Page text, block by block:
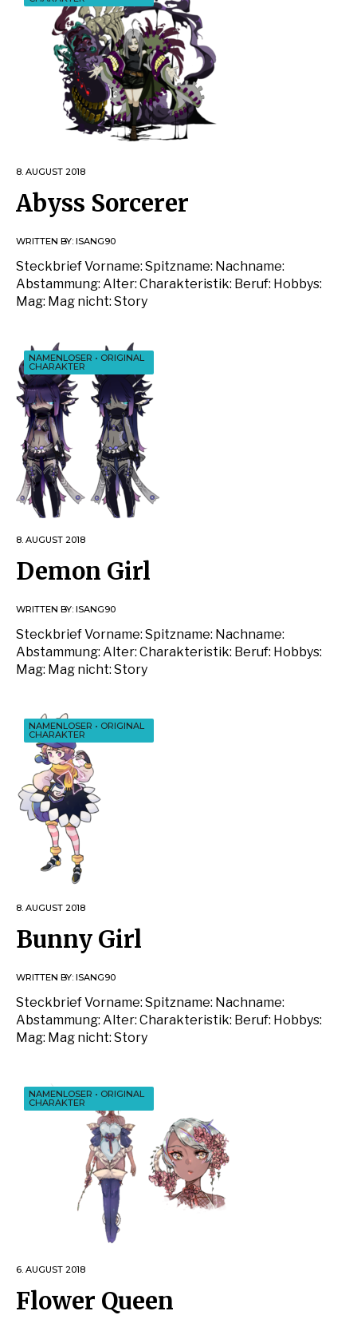
8. AUGUST 2018
Abyss Sorcerer
WRITTEN BY: ISANG90
Steckbrief Vorname: Spitzname: Nachname:
Abstammung: Alter: Charakteristik: Beruf: Hobbys:
Mag: Mag nicht: Story
NAMENLOSER • ORIGINAL
CHARAKTER
8. AUGUST 2018
Demon Girl
WRITTEN BY: ISANG90
Steckbrief Vorname: Spitzname: Nachname:
Abstammung: Alter: Charakteristik: Beruf: Hobbys:
Mag: Mag nicht: Story
NAMENLOSER • ORIGINAL
CHARAKTER
8. AUGUST 2018
Bunny Girl
WRITTEN BY: ISANG90
Steckbrief Vorname: Spitzname: Nachname:
Abstammung: Alter: Charakteristik: Beruf: Hobbys:
Mag: Mag nicht: Story
NAMENLOSER • ORIGINAL
CHARAKTER
6. AUGUST 2018
Flower Queen